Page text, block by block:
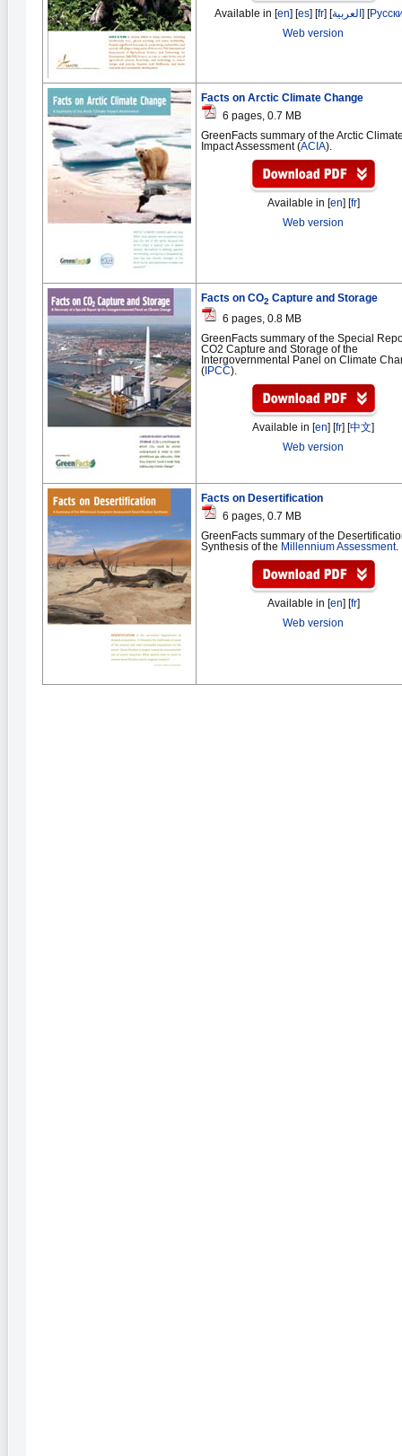
Available in [en] [es] [fr] [العربية ] [
Web version
Facts on Arctic Climate Change
6 pages, 0.7 MB
GreenFacts summary of the Arctic
Impact Assessment (ACIA).
Available in [en] [fr]
Web version
Facts on CO2 Capture and Storage
6 pages, 0.8 MB
GreenFacts summary of the Special
CO2 Capture and Storage of the
Intergovernmental Panel on Climate
( IPCC).
Available in [en] [fr] [中文]
Web version
Facts on Desertification
6 pages, 0.7 MB
GreenFacts summary of the
Synthesis of the Millennium Assessment.
Available in [en] [fr]
Web version